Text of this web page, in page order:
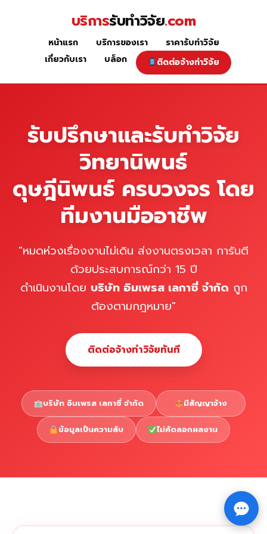
หน้าแรก
Copyright © 2026 รับทำวิจัย รับทำวิทยานิพนธ์ รับทำ⇧
บริการรับทำวิจัย.com
หน้าแรก บริการของเรา
ราคารับทำวิจัย
เกี่ยวกับเรา
บล็อก ติดต่อจ้างทำวิจัย
รับปรึกษาและรับทำวิจัย
วิทยานิพนธ์
ดุษฎีนิพนธ์ ครบวงจร โดย
ทีมงานมืออาชีพ
"หมดห่วงเรื่องงานไม่เดิน ส่งงานตรงเวลา การันตี
ด้วยประสบการณ์กว่า 15 ปี
ดำเนินงานโดย บริษัท อิมเพรส เลกาซี่ จำกัด ถูก
ต้องตามกฎหมาย"
ติดต่อจ้างทำวิจัยทันที
บริษัท อิมเพรส เลกาซี่ จำกัด มีสัญญาจ้าง
ข้อมูลเป็นความลับ ไม่คัดลอกผลงาน